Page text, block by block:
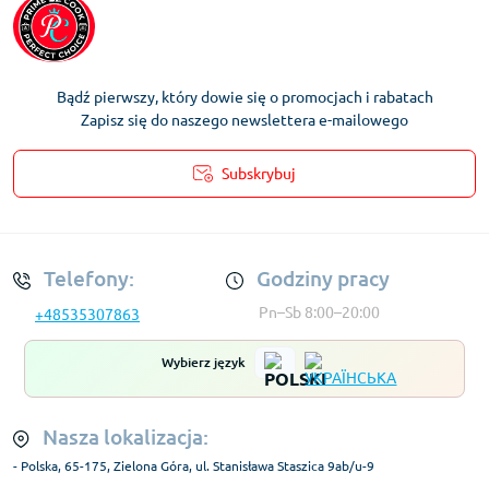
Bądź pierwszy, który dowie się o promocjach i rabatach
Zapisz się do naszego newslettera e-mailowego
Subskrybuj
Telefony:
+48535307863
Godziny pracy
Pn–Sb 8:00–20:00
Wybierz język
Nasza lokalizacja:
- Polska, 65-175, Zielona Góra, ul. Stanisława Staszica 9ab/u-9